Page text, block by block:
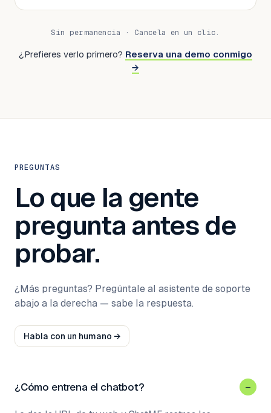
Sin permanencia · Cancela en un clic.
¿Prefieres verlo primero? Reserva una demo conmigo
→
PREGUNTAS
Lo que la gente
pregunta antes de
probar.
¿Más preguntas? Pregúntale al asistente de soporte
abajo a la derecha — sabe la respuesta.
Habla con un humano →
¿Cómo entrena el chatbot? –